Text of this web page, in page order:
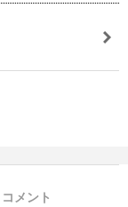
コメント